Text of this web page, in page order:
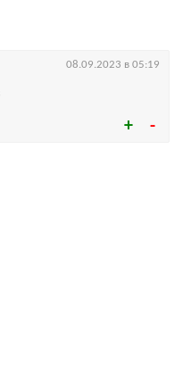
08.09.2023 в 05:19